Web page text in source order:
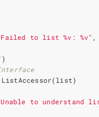
Failed to list %v: %v" ,
)
ListAccessor(list)
Unable to understand